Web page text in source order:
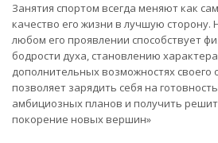
Занятия спортом всегда меняют как
качество его жизни в лучшую сторону.
любом его проявлении способствует
бодрости духа, становлению
дополнительных возможностях своего
позволяет зарядить себя на
амбициозных планов и получить
покорение новых вершин»